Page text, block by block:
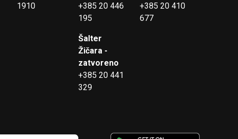
1910
+385 20 446
195
+385 20 410
677
Šalter
Žičara -
zatvoreno
+385 20 441
329